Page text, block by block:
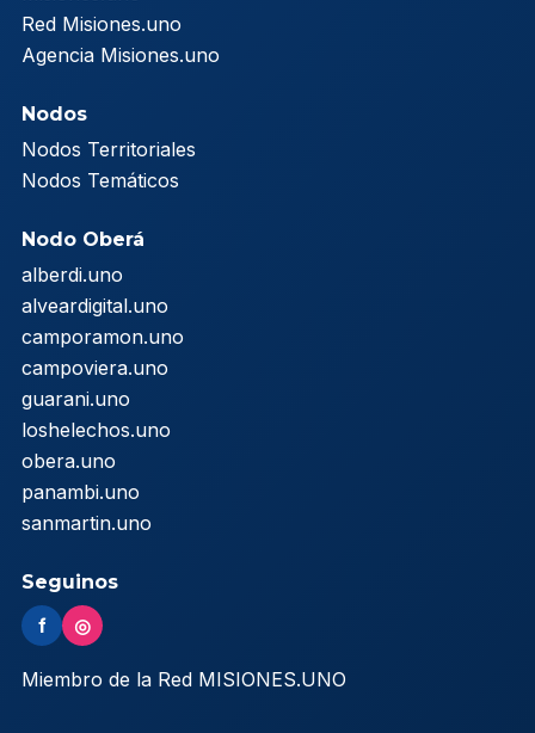
Red Misiones.uno
Agencia Misiones.uno
Nodos
Nodos Territoriales
Nodos Temáticos
Nodo Oberá
alberdi.uno
alveardigital.uno
camporamon.uno
campoviera.uno
guarani.uno
loshelechos.uno
obera.uno
panambi.uno
sanmartin.uno
Seguinos
f ◎
Miembro de la Red MISIONES.UNO